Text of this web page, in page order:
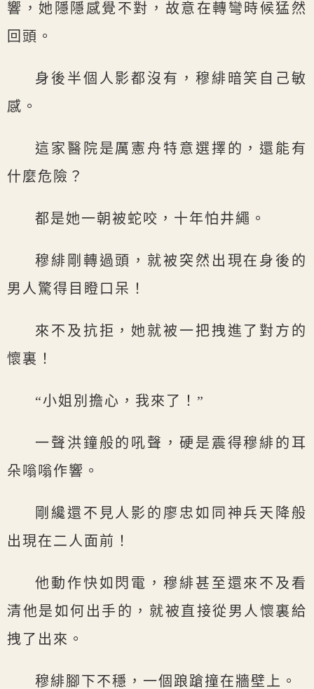
響，她隱隱感覺不對，故意在轉彎時候猛然
回頭。
身後半個人影都沒有，穆緋暗笑自己敏
感。
這家醫院是厲憲舟特意選擇的，還能有
什麼危險？
都是她一朝被蛇咬，十年怕井繩。
穆緋剛轉過頭，就被突然出現在身後的
男人驚得目瞪口呆！
來不及抗拒，她就被一把拽進了對方的
懷裏！
“小姐別擔心，我來了！”
一聲洪鐘般的吼聲，硬是震得穆緋的耳
朵嗡嗡作響。
剛纔還不見人影的廖忠如同神兵天降般
出現在二人面前！
他動作快如閃電，穆緋甚至還來不及看
清他是如何出手的，就被直接從男人懷裏給
拽了出來。
穆緋腳下不穩，一個踉蹌撞在牆壁上。